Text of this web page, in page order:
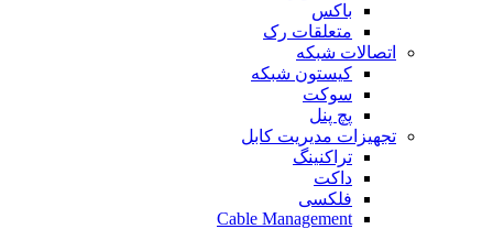
باکس
متعلقات رک
اتصالات شبکه
کیستون شبکه
سوکت
پچ پنل
تجهیزات مدیریت کابل
تراکنینگ
داکت
فلکسی
Cable Management